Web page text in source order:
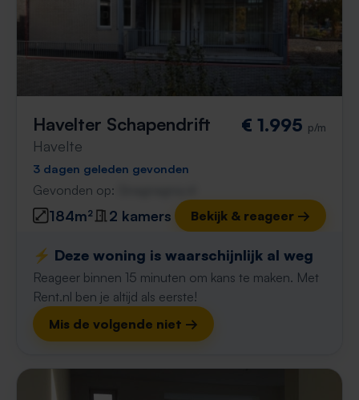
Havelter Schapendrift
Havelte
€ 1.995 p/m
3 dagen geleden gevonden
Gevonden op:
184m² 2 kamers Bekijk & reageer →
⚡️ Deze woning is waarschijnlijk al weg
Reageer binnen 15 minuten om kans te maken. Met
Rent.nl ben je altijd als eerste!
Mis de volgende niet →